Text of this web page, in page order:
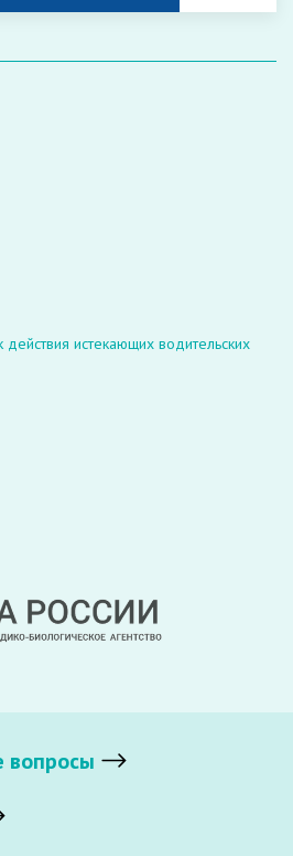
истекающих водительских
вопросы